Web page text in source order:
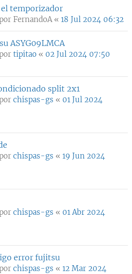
temporizador
FernandoA« 18 Jul 2024 06:32
ASYG09LMCA
tipitao « 02 Jul 2024 07:50
split 2x1
chispas-gs « 01 Jul 2024
chispas-gs « 19 Jun 2024
chispas-gs « 01 Abr 2024
error fujitsu
chispas-gs « 12 Mar 2024